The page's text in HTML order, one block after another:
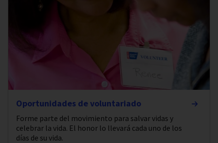
Oportunidades de voluntariado
Forme parte del movimiento para salvar vidas y
celebrar la vida. El honor lo llevará cada uno de los
días de su vida.